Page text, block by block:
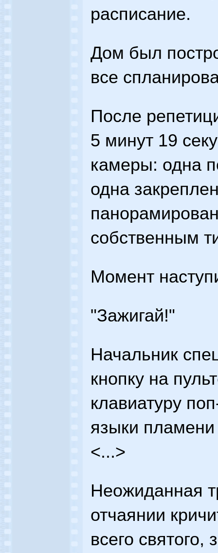
расписание.
Дом был
все
После
5 минут 19
камеры: одна
одна
собственным
Момент
"Зажигай!"
Начальник
кнопку на
клавиатуру
языки
<...>
Неожиданная
отчаянии
всего